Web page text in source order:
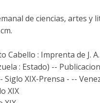
de ciencias, artes y
Cabello : Imprenta de J.
: Estado) --
Siglo XIX-Prensa - --
XIX